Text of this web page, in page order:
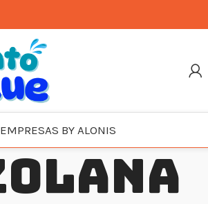
EMPRESAS BY ALONIS